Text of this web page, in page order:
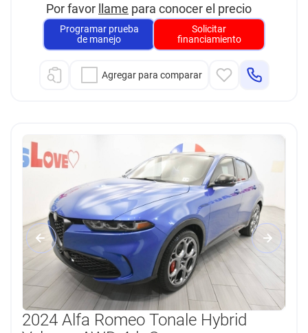
Por favor llame para conocer el precio
Programar prueba
de manejo
Solicitar
financiamiento
Agregar para comparar
2024 Alfa Romeo Tonale Hybrid